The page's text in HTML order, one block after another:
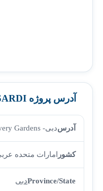
آدرس پروژه TRUSSARDI
آدرسدبی- Discovery Gardens
کشورامارات متحده عربی
Province/Stateدبی